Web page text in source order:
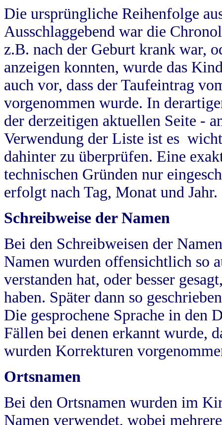
Die ursprüngliche Reihenfolge
Ausschlaggebend war die
z.B. nach der Geburt krank war,
anzeigen konnten, wurde das
auch vor, dass der Taufeintrag
vorgenommen wurde. In
der derzeitigen aktuellen Seite -
Verwendung der Liste ist es
dahinter zu überprüfen. Eine
technischen Gründen nur
erfolgt nach Tag, Monat und Jahr.
Schreibweise der Namen
Bei den Schreibweisen der
Namen wurden offensichtlich so
verstanden hat, oder besser
haben. Später dann so
Die gesprochene Sprache in
Fällen bei denen erkannt wurde,
wurden Korrekturen
Ortsnamen
Bei den Ortsnamen wurden im
Namen verwendet, wobei